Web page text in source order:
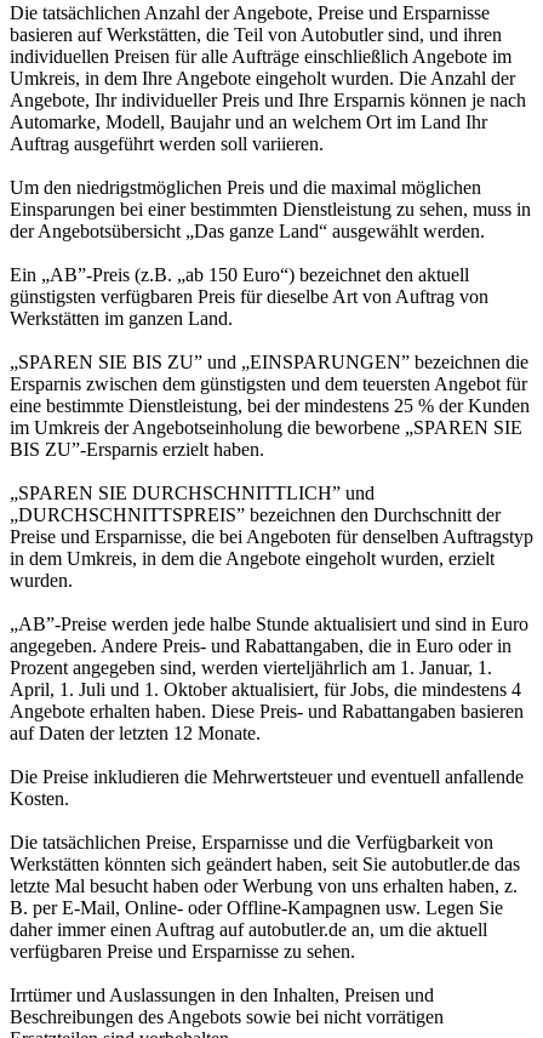
Die tatsächlichen Anzahl der Angebote, Preise und Ersparnisse
basieren auf Werkstätten, die Teil von Autobutler sind, und ihren
individuellen Preisen für alle Aufträge einschließlich Angebote im
Umkreis, in dem Ihre Angebote eingeholt wurden. Die Anzahl der
Angebote, Ihr individueller Preis und Ihre Ersparnis können je nach
Automarke, Modell, Baujahr und an welchem Ort im Land Ihr
Auftrag ausgeführt werden soll variieren.
Um den niedrigstmöglichen Preis und die maximal möglichen
Einsparungen bei einer bestimmten Dienstleistung zu sehen, muss in
der Angebotsübersicht „Das ganze Land“ ausgewählt werden.
Ein „AB”-Preis (z.B. „ab 150 Euro“) bezeichnet den aktuell
günstigsten verfügbaren Preis für dieselbe Art von Auftrag von
Werkstätten im ganzen Land.
„SPAREN SIE BIS ZU” und „EINSPARUNGEN” bezeichnen die
Ersparnis zwischen dem günstigsten und dem teuersten Angebot für
eine bestimmte Dienstleistung, bei der mindestens 25 % der Kunden
im Umkreis der Angebotseinholung die beworbene „SPAREN SIE
BIS ZU”-Ersparnis erzielt haben.
„SPAREN SIE DURCHSCHNITTLICH” und
„DURCHSCHNITTSPREIS” bezeichnen den Durchschnitt der
Preise und Ersparnisse, die bei Angeboten für denselben Auftragstyp
in dem Umkreis, in dem die Angebote eingeholt wurden, erzielt
wurden.
„AB”-Preise werden jede halbe Stunde aktualisiert und sind in Euro
angegeben. Andere Preis- und Rabattangaben, die in Euro oder in
Prozent angegeben sind, werden vierteljährlich am 1. Januar, 1.
April, 1. Juli und 1. Oktober aktualisiert, für Jobs, die mindestens 4
Angebote erhalten haben. Diese Preis- und Rabattangaben basieren
auf Daten der letzten 12 Monate.
Die Preise inkludieren die Mehrwertsteuer und eventuell anfallende
Kosten.
Die tatsächlichen Preise, Ersparnisse und die Verfügbarkeit von
Werkstätten könnten sich geändert haben, seit Sie autobutler.de das
letzte Mal besucht haben oder Werbung von uns erhalten haben, z.
B. per E-Mail, Online- oder Offline-Kampagnen usw. Legen Sie
daher immer einen Auftrag auf autobutler.de an, um die aktuell
verfügbaren Preise und Ersparnisse zu sehen.
Irrtümer und Auslassungen in den Inhalten, Preisen und
Beschreibungen des Angebots sowie bei nicht vorrätigen